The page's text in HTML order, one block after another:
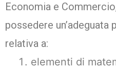
Economia e
possedere un’adeguata
relativa a:
elementi di